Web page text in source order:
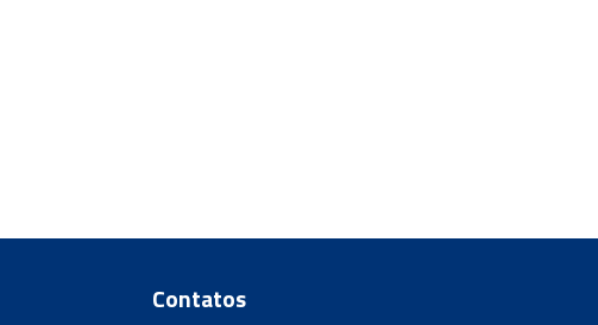
Contatos